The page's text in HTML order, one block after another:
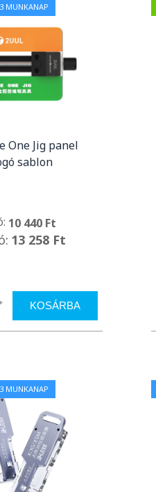
MUNKANAP
One Jig panel
sablon
10 440 Ft
13 258 Ft
KOSÁRBA
MUNKANAP